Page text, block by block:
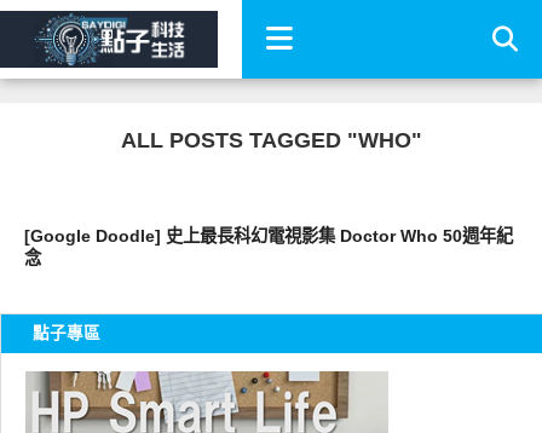
ALL POSTS TAGGED "WHO"
[Google Doodle] 史上最長科幻電視影集 Doctor Who 50週年紀
念
點子專區